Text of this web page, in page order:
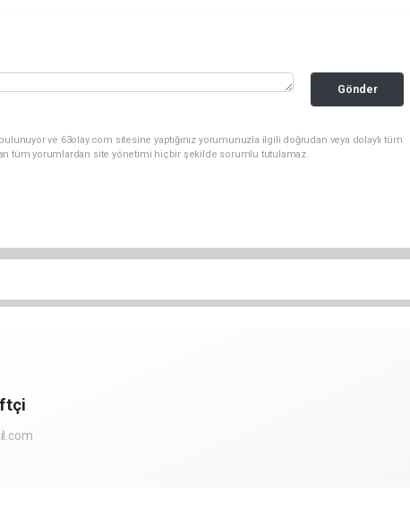
Gönder
ve 63olay.com sitesine yaptığınız yorumunuzla ilgili doğrudan veya dolaylı tüm
tüm yorumlardan site yönetimi hiçbir şekilde sorumlu tutulamaz.